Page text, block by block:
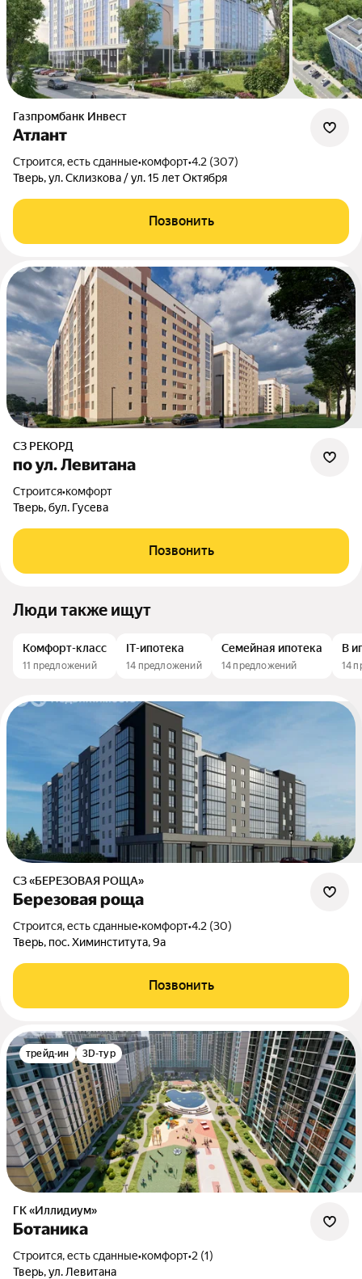
Газпромбанк Инвест
Атлант
Строится, есть сданные•комфорт•4.2 (307)
Тверь, ул. Склизкова / ул. 15 лет Октября
Позвонить
СЗ РЕКОРД
по ул. Левитана
Строится•комфорт
Тверь, бул. Гусева
Позвонить
Люди также ищут
Комфорт-класс
11 предложений
IT-ипотека
14 предложений
Семейная ипотека
14 предложений
В
14
СЗ «БЕРЕЗОВАЯ РОЩА»
Березовая роща
Строится, есть сданные•комфорт•4.2 (30)
Тверь, пос. Химинститута, 9а
Позвонить
трейд-ин 3D-тур
ГК «Иллидиум»
Ботаника
Строится, есть сданные•комфорт•2 (1)
Тверь, ул. Левитана